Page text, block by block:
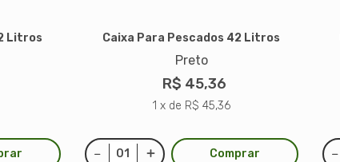
Litros Caixa Para Pescados 42 Litros
Preto
R$ 45,36
1 x de R$ 45,36
Comprar